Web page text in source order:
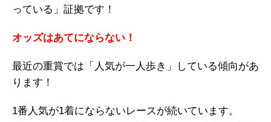
っている」証拠です！
オッズはあてにならない！
最近の重賞では「人気が一人歩き」している傾向があ
ります！
1番人気が1着にならないレースが続いています。